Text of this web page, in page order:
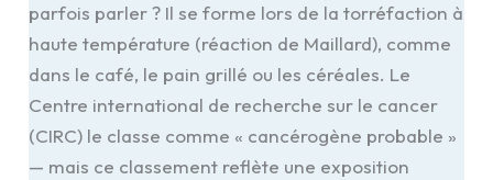
parfois parler ? Il se forme lors de la torréfaction à
haute température (réaction de Maillard), comme
dans le café, le pain grillé ou les céréales. Le
Centre international de recherche sur le cancer
(CIRC) le classe comme « cancérogène probable »
— mais ce classement reflète une exposition